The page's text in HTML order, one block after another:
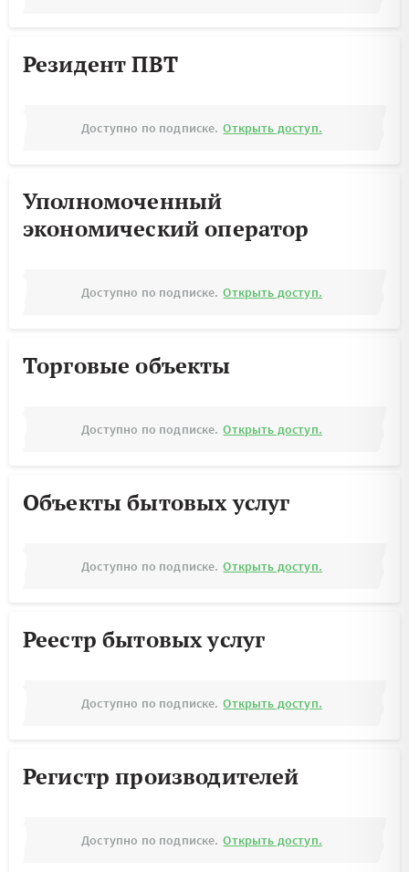
Резидент ПВТ
Доступно по подписке. Открыть доступ.
Уполномоченный
экономический оператор
Доступно по подписке. Открыть доступ.
Торговые объекты
Доступно по подписке. Открыть доступ.
Объекты бытовых услуг
Доступно по подписке. Открыть доступ.
Реестр бытовых услуг
Доступно по подписке. Открыть доступ.
Регистр производителей
Доступно по подписке. Открыть доступ.